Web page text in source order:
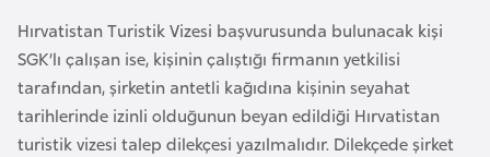
Hırvatistan Turistik Vizesi başvurusunda bulunacak kişi
SGK’lı çalışan ise, kişinin çalıştığı firmanın yetkilisi
tarafından, şirketin antetli kağıdına kişinin seyahat
tarihlerinde izinli olduğunun beyan edildiği Hırvatistan
turistik vizesi talep dilekçesi yazılmalıdır. Dilekçede şirket
a
d
e
ş